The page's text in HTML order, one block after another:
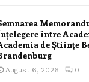
între
de Științe
August 6, 2026 0